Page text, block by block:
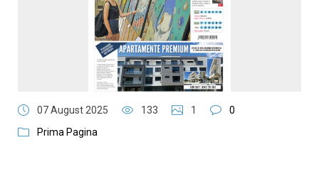
07 August 2025 133 1
0
Prima Pagina